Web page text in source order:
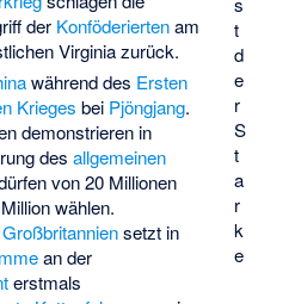
t
d
e
r
S
t
a
r
k
e
der Konföderiertenam
Virginia zurück.
während des Ersten
Krieges bei Pjöngjang.
demonstrieren in
des allgemeinen
von 20 Millionen
wählen.
Großbritanniensetzt in
an der
erstmals